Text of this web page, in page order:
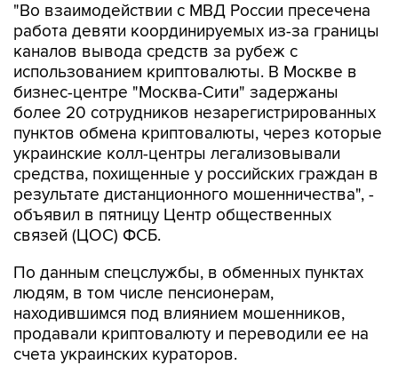
"Во взаимодействии с МВД России пресечена
работа девяти координируемых из-за границы
каналов вывода средств за рубеж с
использованием криптовалюты. В Москве в
бизнес-центре "Москва-Сити" задержаны
более 20 сотрудников незарегистрированных
пунктов обмена криптовалюты, через которые
украинские колл-центры легализовывали
средства, похищенные у российских граждан в
результате дистанционного мошенничества", -
объявил в пятницу Центр общественных
связей (ЦОС) ФСБ.
По данным спецслужбы, в обменных пунктах
людям, в том числе пенсионерам,
находившимся под влиянием мошенников,
продавали криптовалюту и переводили ее на
счета украинских кураторов.